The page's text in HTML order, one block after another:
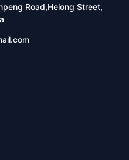
Road,Helong Street,